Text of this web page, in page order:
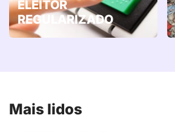
ELEITOR
REGULARIZADO
Mais lidos